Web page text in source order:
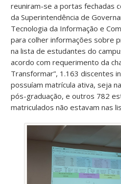
reuniram-se a portas fechadas
da Superintendência de
Tecnologia da Informação e
para colher informações sobre
na lista de estudantes do
acordo com requerimento da
Transformar”, 1.163 discentes
possuíam matrícula ativa, seja
pós-graduação, e outros 782
matriculados não estavam nas